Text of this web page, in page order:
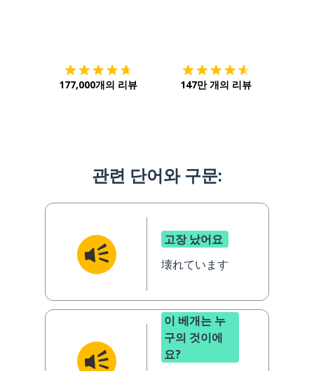
177,000개의 리뷰 147만 개의 리뷰
관련 단어와 구문:
고장 났어요
壊れています
이 베개는 누
구의 것이에
요?